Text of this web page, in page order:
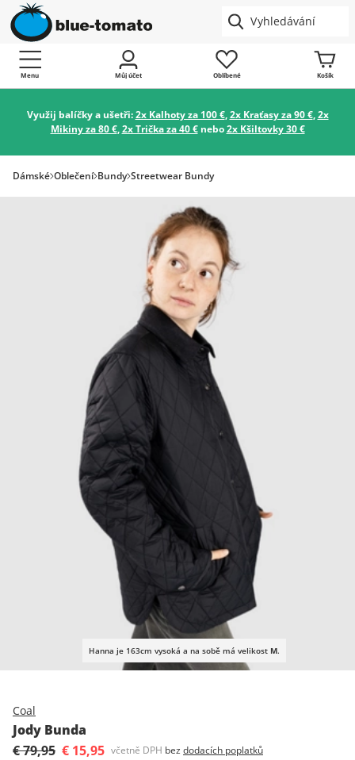
Menu Můj účet Oblíbené Košík
Využij balíčky a ušetři:2x Kalhoty za 100 €,2x Kraťasy za 90 €,2x
Mikiny za 80 €,2x Trička za 40 €nebo2x Kšiltovky 30 €
Dámské Oblečení Bundy Streetwear Bundy
Hanna je 163cm vysoká a na sobě má velikost M.
Coal
Jody Bunda
€ 79,95 € 15,95 včetně DPH bez dodacích poplatků